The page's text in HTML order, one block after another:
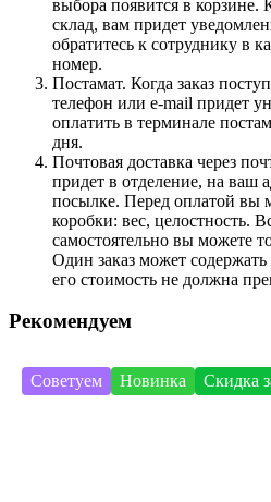
выбора появится в корзине.
склад, вам придет
обратитесь к сотруднику в
номер.
Постамат. Когда заказ
телефон или e-mail придет
оплатить в терминале
дня.
Почтовая доставка через
придет в отделение, на ваш
посылке. Перед оплатой вы
коробки: вес, целостность.
самостоятельно вы можете
Один заказ может
его стоимость не должна
Рекомендуем
Советуем Новинка Скидка